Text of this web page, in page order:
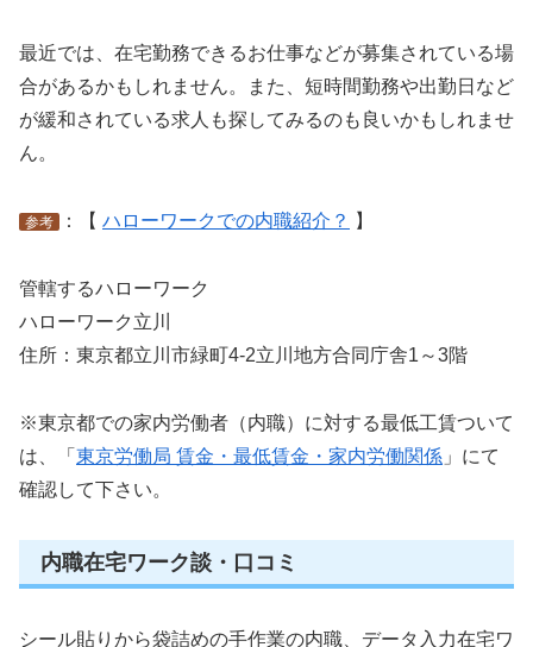
最近では、在宅勤務できるお仕事などが募集されている場
合があるかもしれません。また、短時間勤務や出勤日など
が緩和されている求人も探してみるのも良いかもしれませ
ん。
参考 ：【 ハローワークでの内職紹介？ 】
管轄するハローワーク
ハローワーク立川
住所：東京都立川市緑町4-2立川地方合同庁舎1～3階
※東京都での家内労働者（内職）に対する最低工賃ついて
は、「 東京労働局 賃金・最低賃金・家内労働関係 」にて
確認して下さい。
内職在宅ワーク談・口コミ
シール貼りから袋詰めの手作業の内職、データ入力在宅ワ